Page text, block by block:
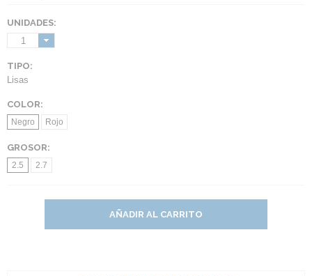
UNIDADES:
1
TIPO:
Lisas
COLOR:
Negro Rojo
GROSOR:
2.5 2.7
AÑADIR AL CARRITO